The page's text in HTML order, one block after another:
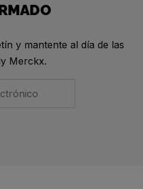
y mantente al día de las
Merckx.